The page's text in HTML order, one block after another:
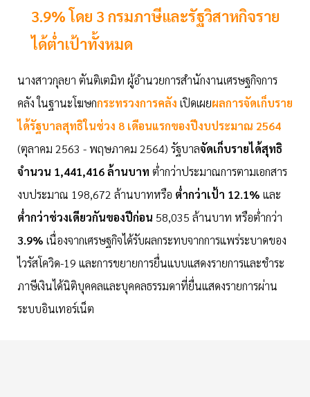
3.9% โดย 3 กรมภาษีและรัฐวิสาหกิจราย
ได้ต่ำเป้าทั้งหมด
นางสาวกุลยา ตันติเตมิท ผู้อำนวยการสำนักงานเศรษฐกิจการ
คลัง ในฐานะโฆษกกระทรวงการคลัง เปิดเผยผลการจัดเก็บราย
ได้รัฐบาลสุทธิในช่วง 8 เดือนแรกของปีงบประมาณ 2564
(ตุลาคม 2563 - พฤษภาคม 2564) รัฐบาลจัดเก็บรายได้สุทธิ
จำนวน 1,441,416 ล้านบาท ต่ำกว่าประมาณการตามเอกสาร
งบประมาณ 198,672 ล้านบาทหรือ ต่ำกว่าเป้า 12.1% และ
ต่ำกว่าช่วงเดียวกันของปีก่อน 58,035 ล้านบาท หรือต่ำกว่า
3.9% เนื่องจากเศรษฐกิจได้รับผลกระทบจากการแพร่ระบาดของ
ไวรัสโควิด-19 และการขยายการยื่นแบบแสดงรายการและชำระ
ภาษีเงินได้นิติบุคคลและบุคคลธรรมดาที่ยื่นแสดงรายการผ่าน
ระบบอินเทอร์เน็ต